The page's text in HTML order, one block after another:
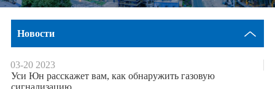
Hовости
03-20 2023
Уси Юн расскажет вам, как обнаружить газовую
сигнализацию